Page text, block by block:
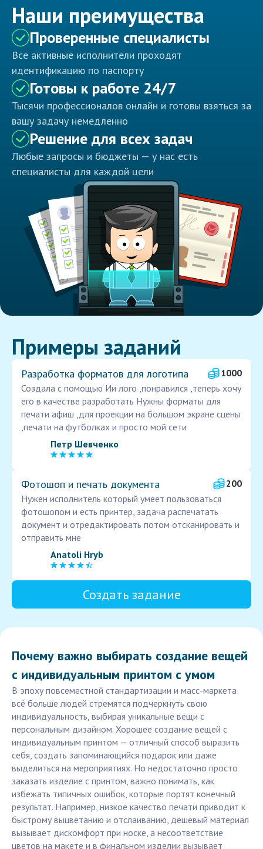
Наши преимущества
Проверенные специалисты
Все активные исполнители проходят
идентификацию по паспорту
Готовы к работе 24/7
Тысячи профессионалов онлайн и готовы взяться за
вашу задачу немедленно
Решение для всех задач
Любые запросы и бюджеты — у нас есть
специалисты для каждой цели
Примеры заданий
Разработка форматов для логотипа
1000
Создала с помощью Ии лого ,понравился ,теперь хочу
его в качестве разработать Нужны форматы для
печати афиш ,для проекции на большом экране сцены
,печати на футболках и просто мой сети
Петр Шевченко
Фотошоп и печать документа
200
Нужен исполнитель который умеет пользоваться
фотошопом и есть принтер, задача распечатать
документ и отредактировать потом отсканировать и
отправить мне
Anatoli Hryb
Создать задание
Почему важно выбирать создание вещей
с индивидуальным принтом с умом
В эпоху повсеместной стандартизации и масс-маркета
всё больше людей стремятся подчеркнуть свою
индивидуальность, выбирая уникальные вещи с
персональным дизайном. Хорошее создание вещей с
индивидуальным принтом — отличный способ выразить
себя, создать запоминающийся подарок или даже
выделиться на мероприятиях. Но недостаточно просто
заказать изделие с принтом, важно понимать, как
избежать типичных ошибок, которые портят конечный
результат. Например, низкое качество печати приводит к
быстрому выцветанию и отслаиванию, дешевый материал
вызывает дискомфорт при носке, а несоответствие
цветов на макете и в финальном изделии вызывает